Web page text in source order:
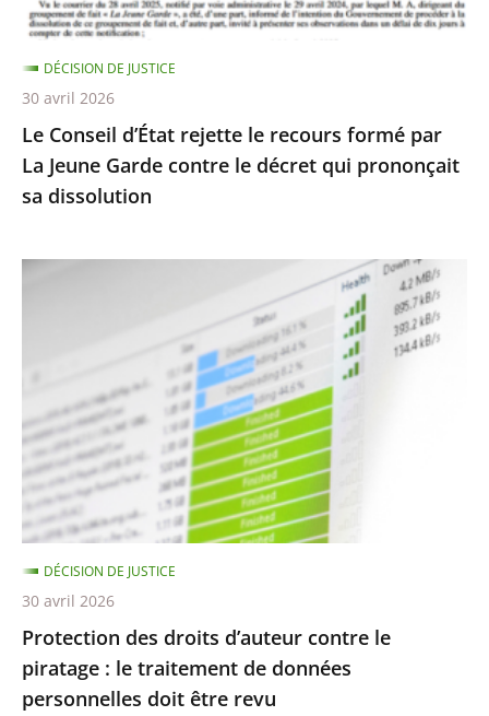
La
Jeune
Garde
contre
le
décret
qui
sa
Le Conseil d’État rejette le recours formé par
La Jeune Garde contre le décret qui prononçait
sa dissolution
DÉCISION DE JUSTICE
30 avril 2026
Protection
le
piratage
:
le
traitement
de
données
personnelles
doit
être
Protection des droits d’auteur contre le
piratage : le traitement de données
personnelles doit être revu
DÉCISION DE JUSTICE
30 avril 2026